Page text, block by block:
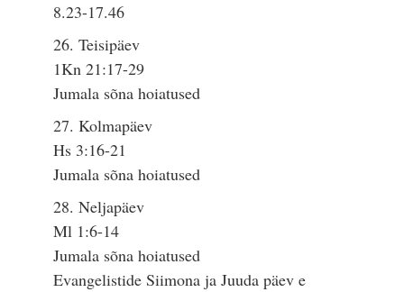
8.23-17.46
26. Teisipäev
1Kn 21:17-29
Jumala sõna hoiatused
27. Kolmapäev
Hs 3:16-21
Jumala sõna hoiatused
28. Neljapäev
Ml 1:6-14
Jumala sõna hoiatused
Evangelistide Siimona ja Juuda päev e